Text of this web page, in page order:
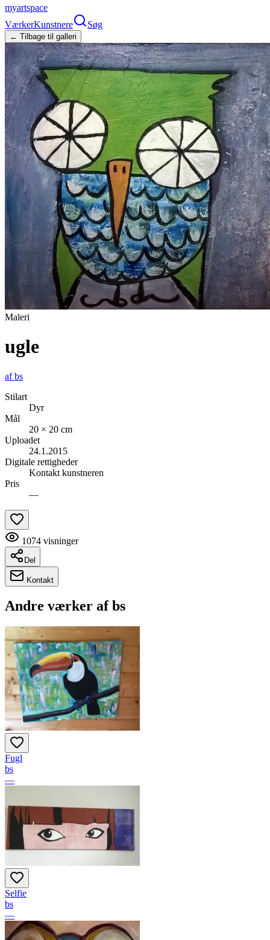
myartspace
VærkerKunstnere Søg
← Tilbage til galleri
Maleri
ugle
afbs
Stilart
Dyr
Mål
20 × 20 cm
Uploadet
24.1.2015
Digitale rettigheder
Kontakt kunstneren
Pris
—
1074 visninger
Del
Kontakt
Andre værker afbs
Fugl
bs
—
Selfie
bs
—